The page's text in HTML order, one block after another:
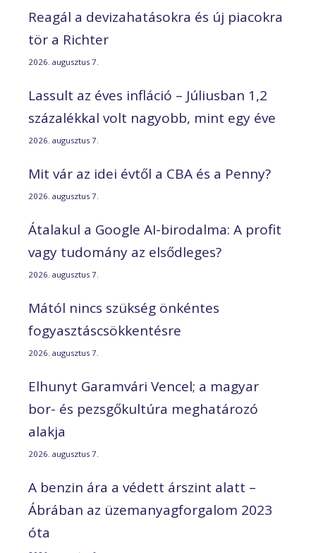
Reagál a devizahatásokra és új piacokra
tör a Richter
2026. augusztus 7.
Lassult az éves infláció – Júliusban 1,2
százalékkal volt nagyobb, mint egy éve
2026. augusztus 7.
Mit vár az idei évtől a CBA és a Penny?
2026. augusztus 7.
Átalakul a Google AI-birodalma: A profit
vagy tudomány az elsődleges?
2026. augusztus 7.
Mától nincs szükség önkéntes
fogyasztáscsökkentésre
2026. augusztus 7.
Elhunyt Garamvári Vencel; a magyar
bor- és pezsgőkultúra meghatározó
alakja
2026. augusztus 7.
A benzin ára a védett árszint alatt –
Ábrában az üzemanyagforgalom 2023
óta